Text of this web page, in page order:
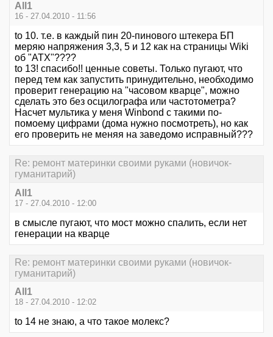
All1
16 - 27.04.2010 - 11:56
to 10. т.е. в каждый пин 20-пинового штекера БП
меряю напряжения 3,3, 5 и 12 как на страницы Wiki
об "ATX"????
to 13! спасибо!! ценные советы. Только пугают, что
перед тем как запустить принудительно, необходимо
проверит генерацию на "часовом кварце", можно
сделать это без осцилографа или частотометра?
Насчет мультика у меня Winbond c такими по-
помоему цифрами (дома нужно посмотреть), но как
его проверить не меняя на заведомо исправный???
Re: ремонт материнки своими руками (новичок-
гуманитарий)
All1
17 - 27.04.2010 - 12:00
в смысле пугают, что мост можно спалить, если нет
генерации на кварце
Re: ремонт материнки своими руками (новичок-
гуманитарий)
All1
18 - 27.04.2010 - 12:02
to 14 не знаю, а что такое молекс?